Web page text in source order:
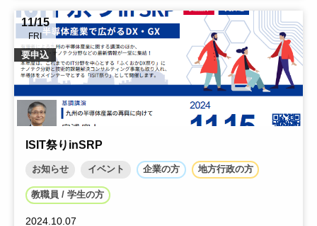
11/15
FRI
要申込
ISIT祭りinSRP
お知らせ イベント 企業の方 地方行政の方
教職員 / 学生の方
2024.10.07